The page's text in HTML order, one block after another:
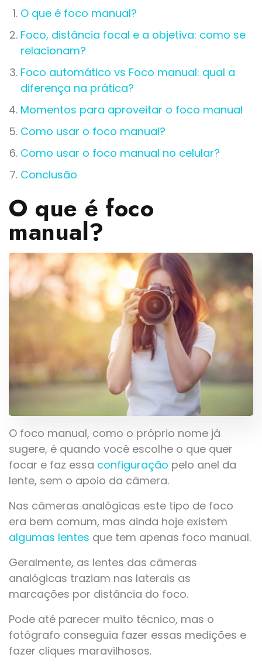
O que é foco manual?
Foco, distância focal e a objetiva: como se
relacionam?
Foco automático vs Foco manual: qual a
diferença na prática?
Momentos para aproveitar o foco manual
Como usar o foco manual?
Como usar o foco manual no celular?
Conclusão
O que é foco
manual?
O foco manual, como o próprio nome já
sugere, é quando você escolhe o que quer
focar e faz essa configuração pelo anel da
lente, sem o apoio da câmera.
Nas câmeras analógicas este tipo de foco
era bem comum, mas ainda hoje existem
algumas lentes que tem apenas foco manual.
Geralmente, as lentes das câmeras
analógicas traziam nas laterais as
marcações por distância do foco.
Pode até parecer muito técnico, mas o
fotógrafo conseguia fazer essas medições e
fazer cliques maravilhosos.